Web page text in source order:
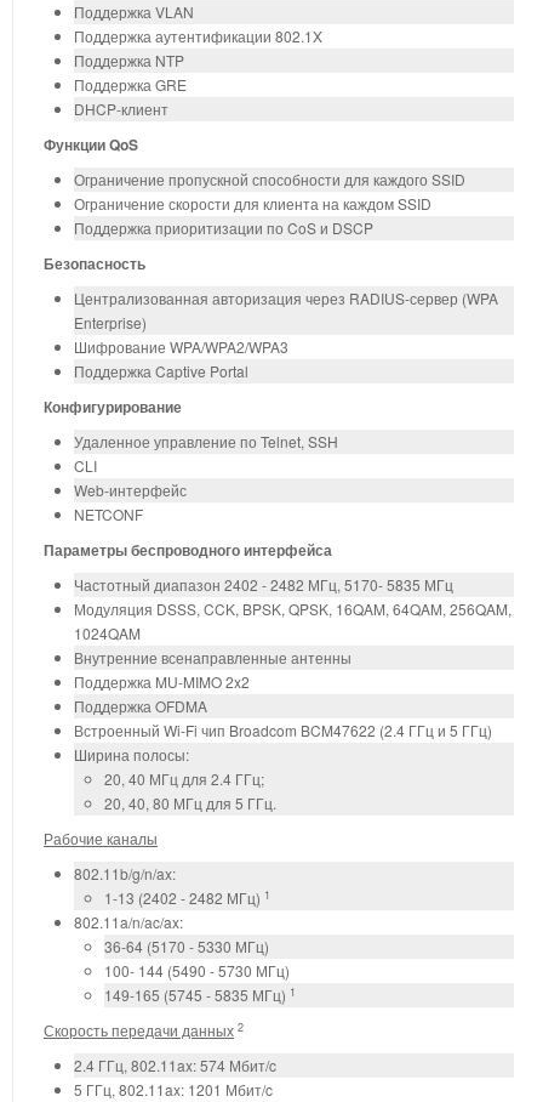
Поддержка VLAN
Поддержка аутентификации 802.1X
Поддержка NTP
Поддержка GRE
DHCP-клиент
Функции QoS
Ограничение пропускной способности для каждого SSID
Ограничение скорости для клиента на каждом SSID
Поддержка приоритизации по CoS и DSCP
Безопасность
Централизованная авторизация через RADIUS-сервер (WPA
Enterprise)
Шифрование WPA/WPA2/WPA3
Поддержка Captive Portal
Конфигурирование
Удаленное управление по Telnet, SSH
CLI
Web-интерфейс
NETCONF
Параметры беспроводного интерфейса
Частотный диапазон 2402 - 2482 МГц, 5170- 5835 МГц
Модуляция DSSS, CCK, BPSK, QPSK, 16QAM, 64QAM, 256QAM,
1024QAM
Внутренние всенаправленные антенны
Поддержка MU-MIMO 2x2
Поддержка OFDMA
Встроенный Wi-Fi чип Broadcom BCM47622 (2.4 ГГц и 5 ГГц)
Ширина полосы:
20, 40 МГц для 2.4 ГГц;
20, 40, 80 МГц для 5 ГГц.
Рабочие каналы
802.11b/g/n/ax:
1-13 (2402 - 2482 МГц) 1
802.11a/n/ac/ax:
36-64 (5170 - 5330 МГц)
100- 144 (5490 - 5730 МГц)
149-165 (5745 - 5835 МГц) 1
Скорость передачи данных 2
2.4 ГГц, 802.11ax: 574 Мбит/c
5 ГГц, 802.11ax: 1201 Мбит/c